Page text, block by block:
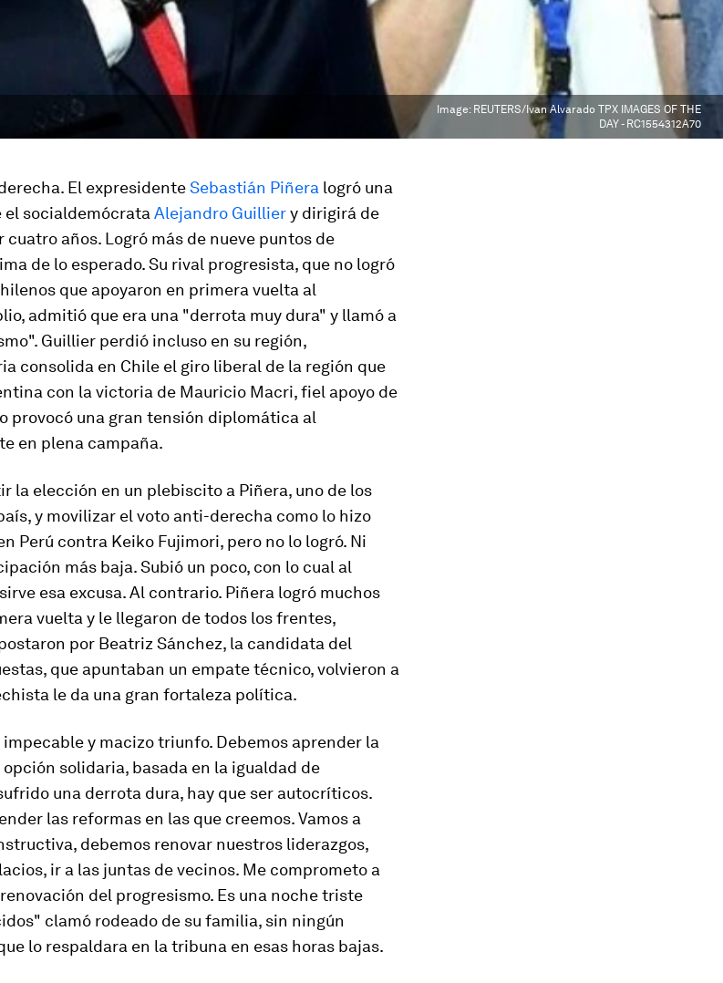
Image: REUTERS/Ivan Alvarado TPX IMAGES OF THE
DAY - RC1554312A70
El expresidenteSebastián Piñera logró una
socialdemócrata Alejandro Guilliery dirigirá de
cuatro años. Logró más de nueve puntos de
de lo esperado. Su rival progresista, que no logró
que apoyaron en primera vuelta al
admitió que era una "derrota muy dura" y llamó a
Guillier perdió incluso en su región,
consolida en Chile el giro liberal de la región que
con la victoria de Mauricio Macri, fiel apoyo de
provocó una gran tensión diplomática al
en plena campaña.
la elección en un plebiscito a Piñera, uno de los
y movilizar el voto anti-derecha como lo hizo
Perú contra Keiko Fujimori, pero no lo logró. Ni
más baja. Subió un poco, con lo cual al
esa excusa. Al contrario. Piñera logró muchos
vuelta y le llegaron de todos los frentes,
por Beatriz Sánchez, la candidata del
que apuntaban un empate técnico, volvieron a
le da una gran fortaleza política.
y macizo triunfo. Debemos aprender la
solidaria, basada en la igualdad de
una derrota dura, hay que ser autocríticos.
las reformas en las que creemos. Vamos a
debemos renovar nuestros liderazgos,
ir a las juntas de vecinos. Me comprometo a
del progresismo. Es una noche triste
clamó rodeado de su familia, sin ningún
lo respaldara en la tribuna en esas horas bajas.